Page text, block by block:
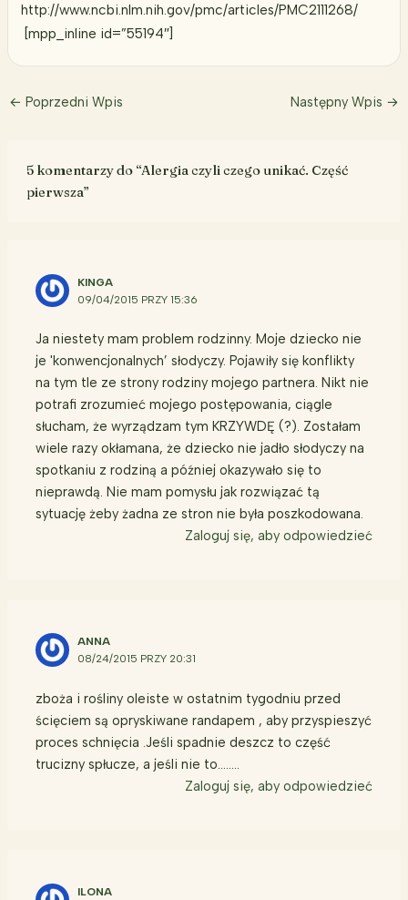
http://www.ncbi.nlm.nih.gov/pmc/articles/PMC2111268/
[mpp_inline id=”55194″]
← Poprzedni Wpis Następny Wpis →
5 komentarzy do “Alergia czyli czego unikać. Część
pierwsza”
KINGA
09/04/2015 PRZY 15:36
Ja niestety mam problem rodzinny. Moje dziecko nie
je 'konwencjonalnych’ słodyczy. Pojawiły się konflikty
na tym tle ze strony rodziny mojego partnera. Nikt nie
potrafi zrozumieć mojego postępowania, ciągle
słucham, że wyrządzam tym KRZYWDĘ (?). Zostałam
wiele razy okłamana, że dziecko nie jadło słodyczy na
spotkaniu z rodziną a później okazywało się to
nieprawdą. Nie mam pomysłu jak rozwiązać tą
sytuację żeby żadna ze stron nie była poszkodowana.
Zaloguj się, aby odpowiedzieć
ANNA
08/24/2015 PRZY 20:31
zboża i rośliny oleiste w ostatnim tygodniu przed
ścięciem są opryskiwane randapem , aby przyspieszyć
proces schnięcia .Jeśli spadnie deszcz to część
trucizny spłucze, a jeśli nie to……..
Zaloguj się, aby odpowiedzieć
ILONA